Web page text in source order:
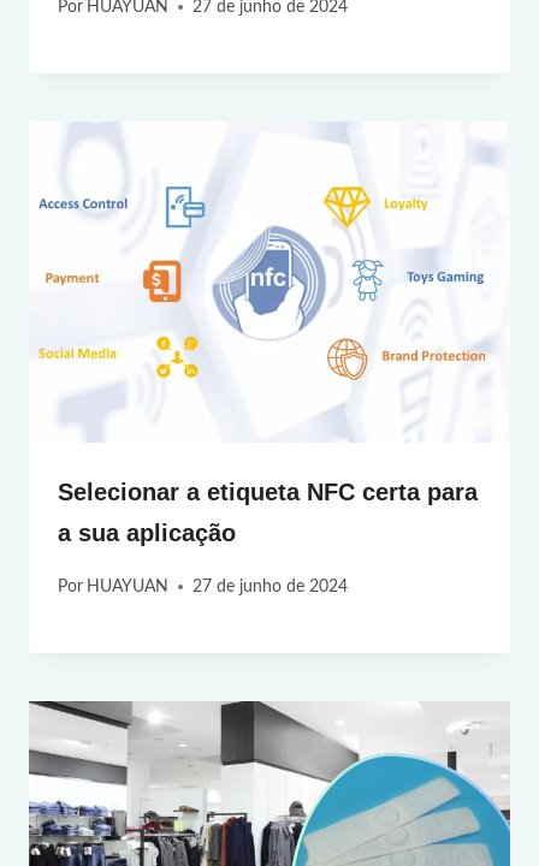
Por HUAYUAN 27 de junho de 2024
Selecionar a etiqueta NFC certa para
a sua aplicação
Por HUAYUAN 27 de junho de 2024